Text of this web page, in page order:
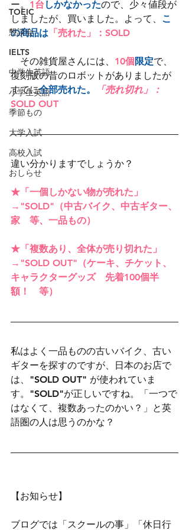
TOEIC
懇談会
IELTS
中学生英語
小学生英語
季節もの
大学入試
高校入試
おしらせ
ー。 1台 しかなかったので、少々値段が
しましたが、買いました。よって、 こ
の商品は 「売れた」： SOLD
その雑貨屋さんには、 10個限定で、
復刻版の昔のロボットがありましたが
すでに全部売れた。
「売れ切れ」：
SOLD OUT
違い分かりますでしょうか？
★「一個しかない物が売れた」
→"SOLD"（中古バイク、中古ギター、
家　等、一品もの）
★「複数あり、全体が売り切れた」
→"SOLD OUT"（ケーキ、チケット、
キャラクターグッズ　先着100個半
額！　等）
私はよく一品ものの古いバイク、古い
ギターを探すのですが、日本のお店で
は、"SOLD OUT" が使われていま
す。"SOLD"が正しいですね。「一つで
はなくて、複数あったのかい？」と英
語圏の人は思うのかな？
【お知らせ】
ブログでは「スクールの事」「休日行